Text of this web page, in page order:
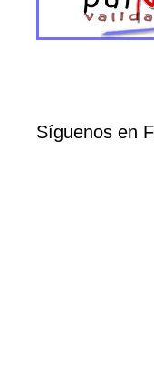
Síguenos en